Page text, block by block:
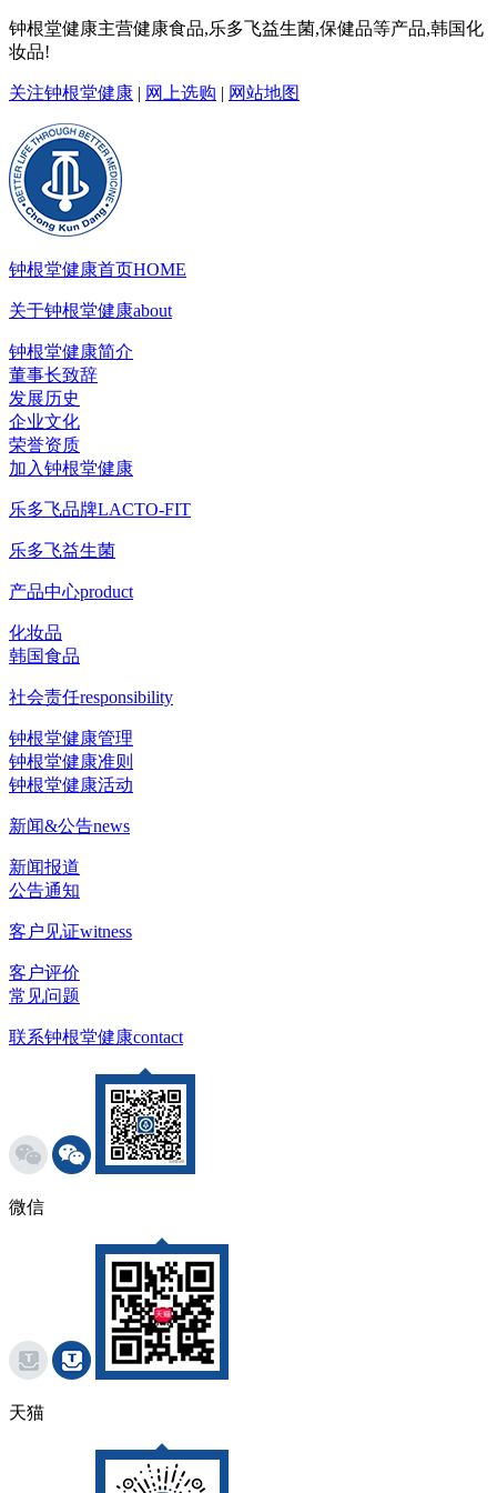
钟根堂健康主营健康食品,乐多飞益生菌,保健品等产品,韩国化
妆品!
关注钟根堂健康 | 网上选购 | 网站地图
钟根堂健康首页HOME
关于钟根堂健康about
钟根堂健康简介
董事长致辞
发展历史
企业文化
荣誉资质
加入钟根堂健康
乐多飞品牌LACTO-FIT
乐多飞益生菌
产品中心product
化妆品
韩国食品
社会责任responsibility
钟根堂健康管理
钟根堂健康准则
钟根堂健康活动
新闻&公告news
新闻报道
公告通知
客户见证witness
客户评价
常见问题
联系钟根堂健康contact
微信
天猫